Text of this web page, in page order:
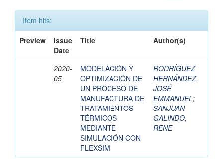
Item hits:
Preview
Issue
Date
Title Author(s)
2020-
05
MODELACIÓN Y
OPTIMIZACIÓN DE
UN PROCESO DE
MANUFACTURA DE
TRATAMIENTOS
TÉRMICOS
MEDIANTE
SIMULACIÓN CON
FLEXSIM
RODRÍGUEZ
HERNÁNDEZ,
JOSÉ
EMMANUEL;
SANJUAN
GALINDO,
RENE